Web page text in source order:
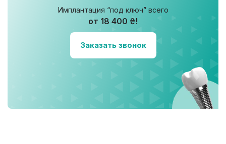
Имплантация “под ключ” всего
от 18 400 ₴!
Заказать звонок